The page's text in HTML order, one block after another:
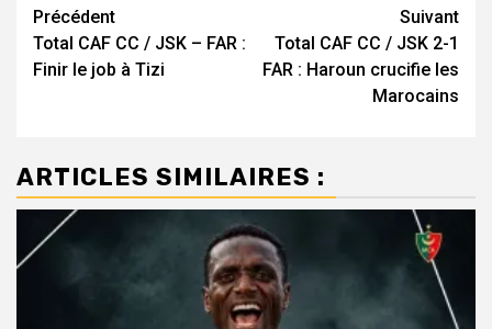
Navigation
d’article
Précédent
Total CAF CC / JSK – FAR :
Finir le job à Tizi
Suivant
Total CAF CC / JSK 2-1
FAR : Haroun crucifie les
Marocains
ARTICLES SIMILAIRES :